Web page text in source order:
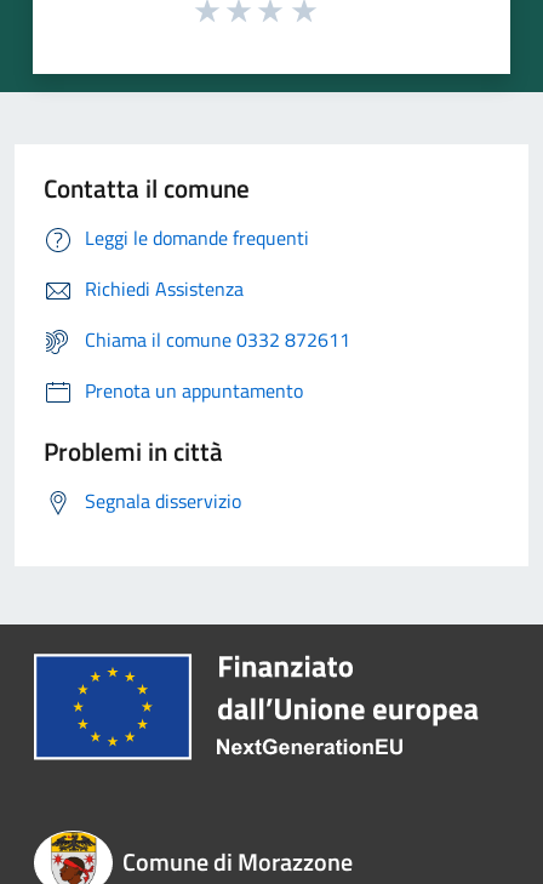
Contatta il comune
Leggi le domande frequenti
Richiedi Assistenza
Chiama il comune 0332 872611
Prenota un appuntamento
Problemi in città
Segnala disservizio
Comune di Morazzone